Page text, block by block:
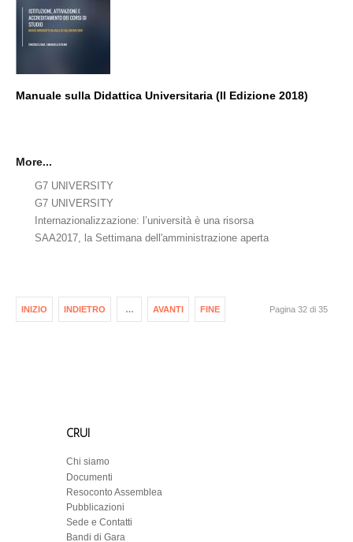
Manuale sulla Didattica Universitaria (II Edizione 2018)
More...
G7 UNIVERSITY
G7 UNIVERSITY
Internazionalizzazione: l’università è una risorsa
SAA2017, la Settimana dell'amministrazione aperta
INIZIO INDIETRO … AVANTI FINE Pagina 32 di 35
CRUI
Chi siamo
Documenti
Resoconto Assemblea
Pubblicazioni
Sede e Contatti
Bandi di Gara